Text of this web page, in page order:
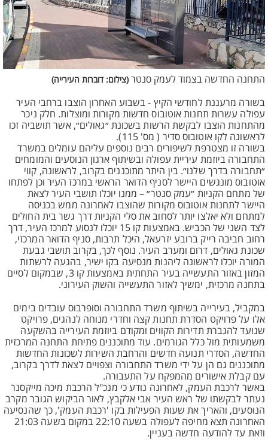
התחנה החדשה בצמוד לעמק סנטר (צילום: דוברות העירייה)
בשורה מרעננת לחודשי הקיץ - בשבוע האחרון הוצבו ברחבי העיר
עפולה עשרות תחנות אוטובוס חדשות מקורות ומוצלות. חלק ניכר
מהתחנות הוצבו לבקשת הרשות בשכונת ״גאולים״, אשר תושביה זכו
לראשונה לקו אוטובוס סדיר ( מס' 115).
בשורה זו מצטרפת לשיפורים רבים נוספים עליהם עומלים במשרד
התחבורה ביוזמת עיריית עפולה ובשיתוף ארגון הנוסעים והמומחים
״תחבורה בדרך שלנו״. בין היתר מתוכננים בקרוב, לראשונה, קווי
אוטובוס מונגשים היישר לסניף הדואר הראשי במרכז העיר וכן לפתחו
של מתחם הקניות ״עמק סנטר״ – ממנו יוכלו תושבי העיר לצאת
היישר לתחנות אוטובוס מקורות שהוצבו לאחרונה ממש בכניסה
למתחם ולא יאלצו יותר לסחוב את סלי הקניות דרך גשר בית החולים
לצד השני של הכביש. באמצעות קו 15 יוכלו לנסוע למרכז העיר, דרך
רחוב חביבה רייק ברובע יזרעאל, היכל תרבות, סניף הדואר המרכזי,
שכונת גאולים, דרום ומערב העיר. נוסף לכך, בקרוב תושבי גבעת
המורה יוכלו לראשונה ליהנות מנסיעה בקו ישיר, בהגעה לרשתות
המזון באזור התעשייה בעיר התחתית באמצעות קו 3, שבמקום לסיים
בתחנה מרכזית, ימשיך לאזור התעשייה והשוק העירוני.
במקביל, בעירייה בשיתוף משרד התחבורה וסופרבוס עובדים בימים
אלו על פרויקט הסדרת תחנות קצה וחדרי מנוחה לנהגים, פרויקט
שנועד להגברת תדירות הקווים ומקודם ביוזמת העירייה בהשקעה
משמעותית מול כלל הגורמים. עוד מתוכננים פתיחת התחנה המרכזית
החדשה, הסדרי תנועה חדשים והרחבת השירות לשכונות החדשות
מתוכננים גם הן על ידי משרד התחבורה וצפויים לצאת לדרך בקרוב,
עם קבלת אישורים מהמפקח על התעבורה.
באשר לרכבת העמק, לאחרונה נודע כי מנכ"ל הרכבת מיכה מייקסנר
נעתר לבקשתו של ראש העיר אבי אלקבץ, לאור הביקוש הגובר מקרב
הנוסעים, והאריך את שעות הפעילות בקו 'רכבת העמק', כך שהנסיעה
האחרונה תצא מחיפה לעפולה בשעה 22:10 במקום בשעה 21:03
וזאת עד להודעה חדשה בעניין.